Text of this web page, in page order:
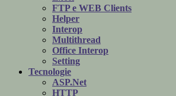
FTP e WEB Clients
Helper
Interop
Multithread
Office Interop
Setting
Tecnologie
ASP.Net
HTTP